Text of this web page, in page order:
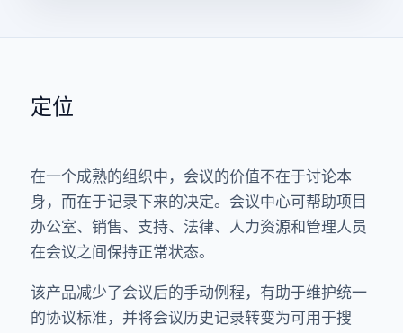
定位
在一个成熟的组织中，会议的价值不在于讨论本
身，而在于记录下来的决定。会议中心可帮助项目
办公室、销售、支持、法律、人力资源和管理人员
在会议之间保持正常状态。
该产品减少了会议后的手动例程，有助于维护统一
的协议标准，并将会议历史记录转变为可用于搜